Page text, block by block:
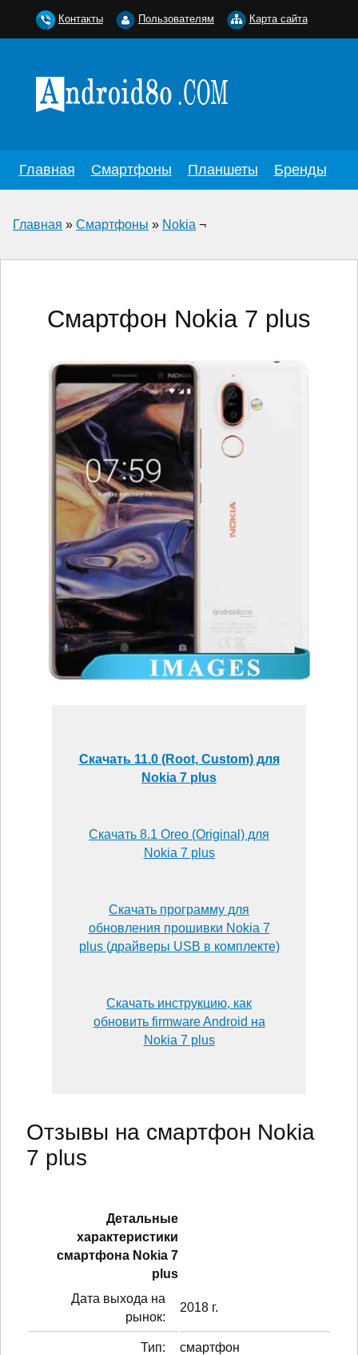
Главная Смартфоны Планшеты Бренды
Главная » Смартфоны » Nokia ¬
Смартфон Nokia 7 plus
Скачать 11.0 (Root, Custom) для
Nokia 7 plus
Скачать 8.1 Oreo (Original) для
Nokia 7 plus
Скачать программу для
обновления прошивки Nokia 7
plus (драйверы USB в комплекте)
Скачать инструкцию, как
обновить firmware Android на
Nokia 7 plus
Отзывы на смартфон Nokia
7 plus
Детальные
характеристики
смартфонa Nokia 7
plus
Дата выхода на
рынок:
2018 г.
Тип: смартфон
Контакты Пользователям Карта сайта